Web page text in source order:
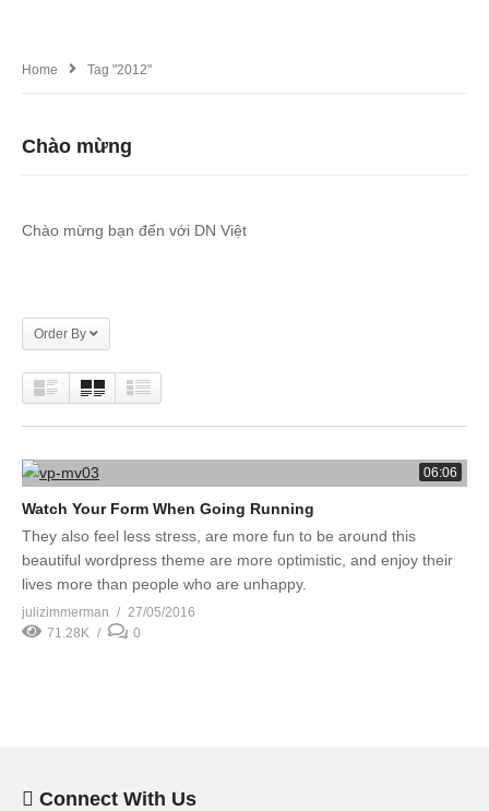
Home Tag "2012"
Chào mừng
Chào mừng bạn đến với DN Việt
Order By
06:06
Watch Your Form When Going Running
They also feel less stress, are more fun to be around this
beautiful wordpress theme are more optimistic, and enjoy their
lives more than people who are unhappy.
julizimmerman
27/05/2016
71.28K
0
Connect With Us